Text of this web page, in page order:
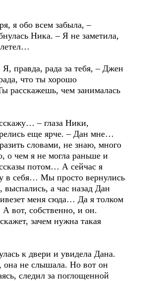
я обо всем забыла, –
Ника. – Я не заметила,
правда, рада за тебя, – Джен
что ты хорошо
расскажешь, чем занималась
– глаза Ники,
еще ярче. – Дан мне…
словами, не знаю, много
о чем я не могла раньше и
потом… А сейчас я
в себя… Мы просто вернулись
выспались, а час назад Дан
меня сюда… Да я толком
вот, собственно, и он.
зачем нужна такая
к двери и увидела Дана.
она не слышала. Но вот он
следил за поглощенной